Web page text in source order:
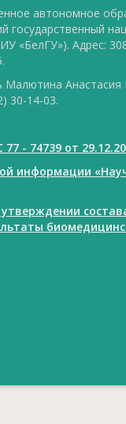
автономное
государственный
«БелГУ»). Адрес:
Малютина
30-14-03.
- 74739 от
информации